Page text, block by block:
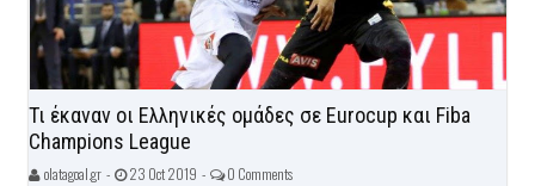
Τι έκαναν οι Ελληνικές ομάδες σε Eurocup και Fiba
Champions League
olatagoal.gr - 23 Oct 2019 - 0 Comments